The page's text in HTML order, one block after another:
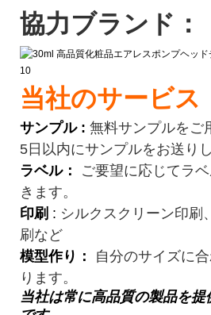
協力ブランド：
当社のサービス
サンプル : 無料サンプルをご
5日以内にサンプルをお送りし
ラベル： ご要望に応じてラ
きます。
印刷 : シルクスクリーン印刷
刷など
模型作り： 自分のサイズに
ります。
当社は常に高品質の製品を